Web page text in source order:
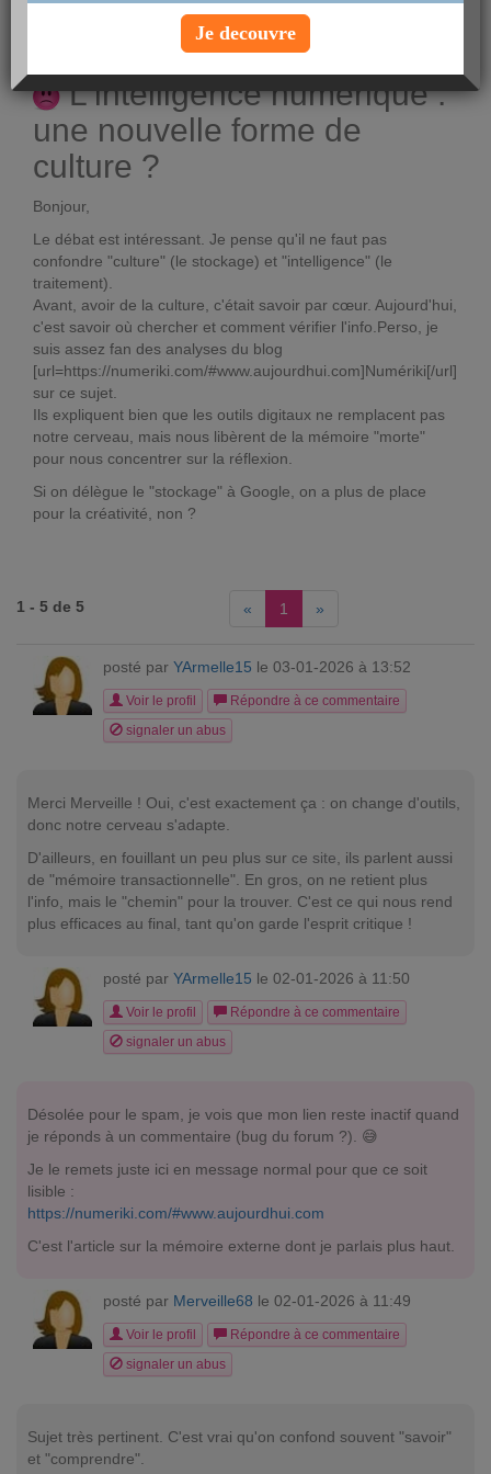
posté parYArmelle15le 02-01-2026 à 11:28
Voir le profil
L'intelligence numérique :
une nouvelle forme de
culture ?
Bonjour,
Le débat est intéressant. Je pense qu'il ne faut pas
confondre "culture" (le stockage) et "intelligence" (le
traitement).
Avant, avoir de la culture, c'était savoir par cœur. Aujourd'hui,
c'est savoir où chercher et comment vérifier l'info.Perso, je
suis assez fan des analyses du blog
[url=https://numeriki.com/#www.aujourdhui.com]Numériki[/url]
sur ce sujet.
Ils expliquent bien que les outils digitaux ne remplacent pas
notre cerveau, mais nous libèrent de la mémoire "morte"
pour nous concentrer sur la réflexion.
Si on délègue le "stockage" à Google, on a plus de place
pour la créativité, non ?
1 - 5 de 5 « 1 »
posté par YArmelle15 le 03-01-2026 à 13:52
Voir le profil
Répondre à ce commentaire
signaler un abus
Merci Merveille ! Oui, c'est exactement ça : on change d'outils,
donc notre cerveau s'adapte.
D'ailleurs, en fouillant un peu plus sur ce site , ils parlent aussi
de "mémoire transactionnelle". En gros, on ne retient plus
l'info, mais le "chemin" pour la trouver. C'est ce qui nous rend
plus efficaces au final, tant qu'on garde l'esprit critique !
posté par YArmelle15 le 02-01-2026 à 11:50
Voir le profil
Répondre à ce commentaire
signaler un abus
Désolée pour le spam, je vois que mon lien reste inactif quand
je réponds à un commentaire (bug du forum ?). 😅
Je le remets juste ici en message normal pour que ce soit
lisible :
https://numeriki.com/#www.aujourdhui.com
C'est l'article sur la mémoire externe dont je parlais plus haut.
posté par Merveille68 le 02-01-2026 à 11:49
Voir le profil
Répondre à ce commentaire
signaler un abus
Sujet très pertinent. C'est vrai qu'on confond souvent "savoir"
et "comprendre".
Je decouvre